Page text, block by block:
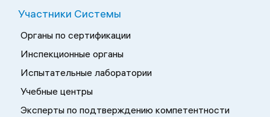
Участники Системы
Органы по сертификации
Инспекционные органы
Испытательные лаборатории
Учебные центры
Эксперты по подтверждению компетентности